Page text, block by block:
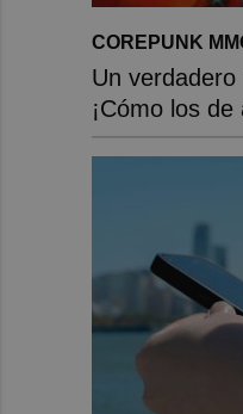
COREPUNK
Un
¡Cómo los